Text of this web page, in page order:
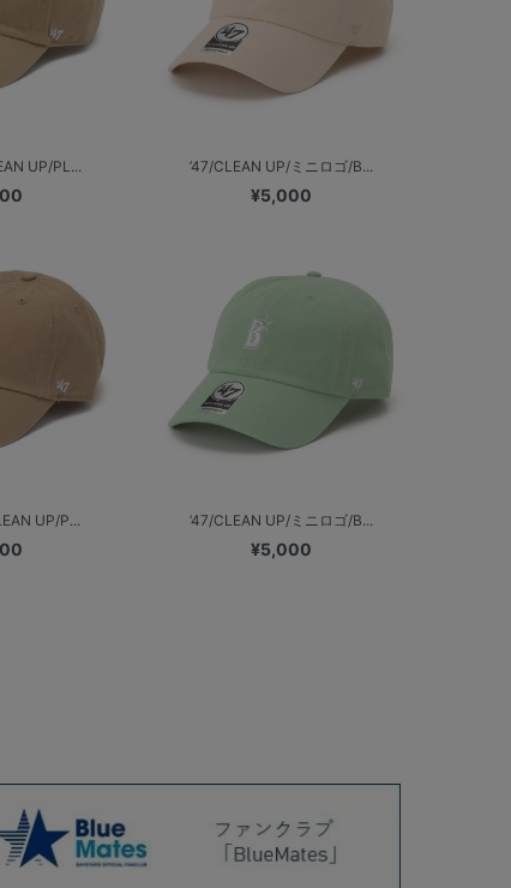
UP/PL... ’47/CLEAN UP/ミニロゴ/B...
¥5,000
UP/P... ’47/CLEAN UP/ミニロゴ/B...
¥5,000